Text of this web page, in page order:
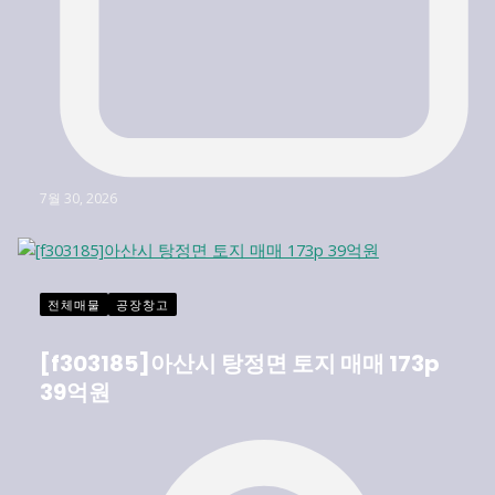
7월 30, 2026
전체매물 공장창고
[f303185]아산시 탕정면 토지 매매 173p
39억원